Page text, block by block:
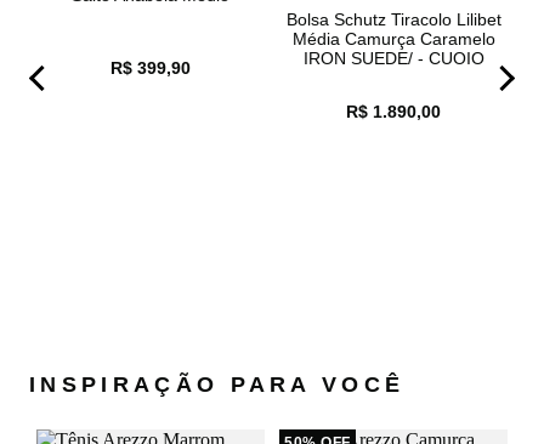
7,36CM 24,6 À 25,2
7,36CM 25,3 À 25,8
39 7,36CM
25,9 À 26,5
Obs: medidas em cm.
R$ 399,90
Bolsa Schutz Tiracolo Lilibet
Média Camurça Caramelo
IRON SUEDE/ - CUOIO
R$ 1.890,00
INSPIRAÇÃO PARA VOCÊ